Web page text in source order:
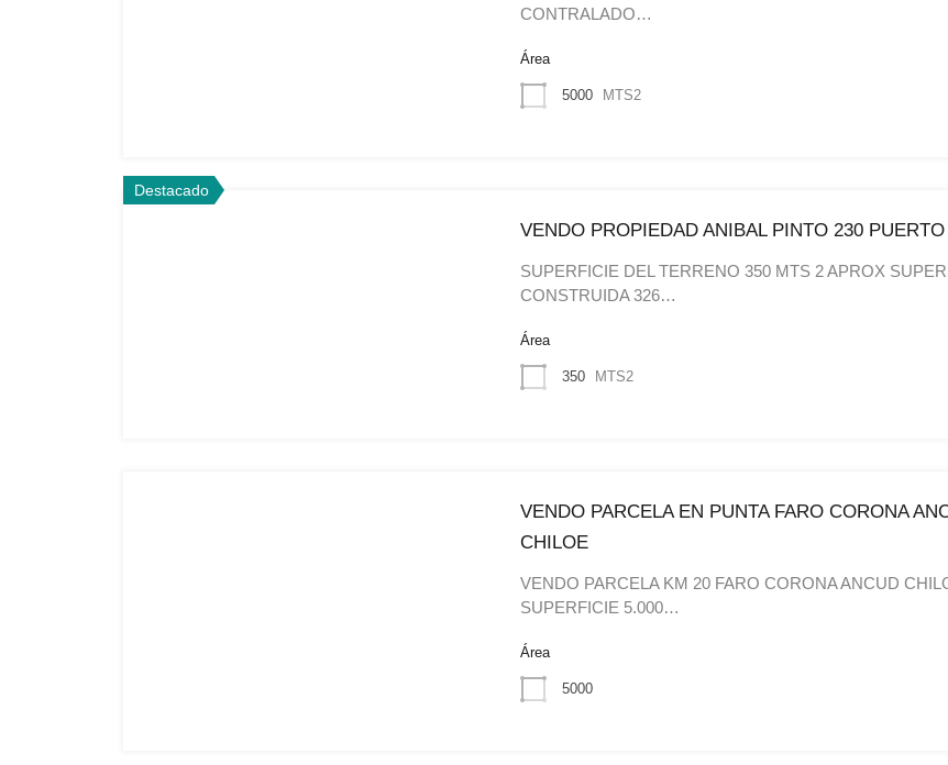
CONTRALADO…
Área
5000 MTS2
Destacado
VENDO PROPIEDAD ANIBAL PINTO 230
SUPERFICIE DEL TERRENO 350 MTS 2 APROX
CONSTRUIDA 326…
Área
350 MTS2
VENDO PARCELA EN PUNTA FARO CORONA
CHILOE
VENDO PARCELA KM 20 FARO CORONA ANCUD
SUPERFICIE 5.000…
Área
5000